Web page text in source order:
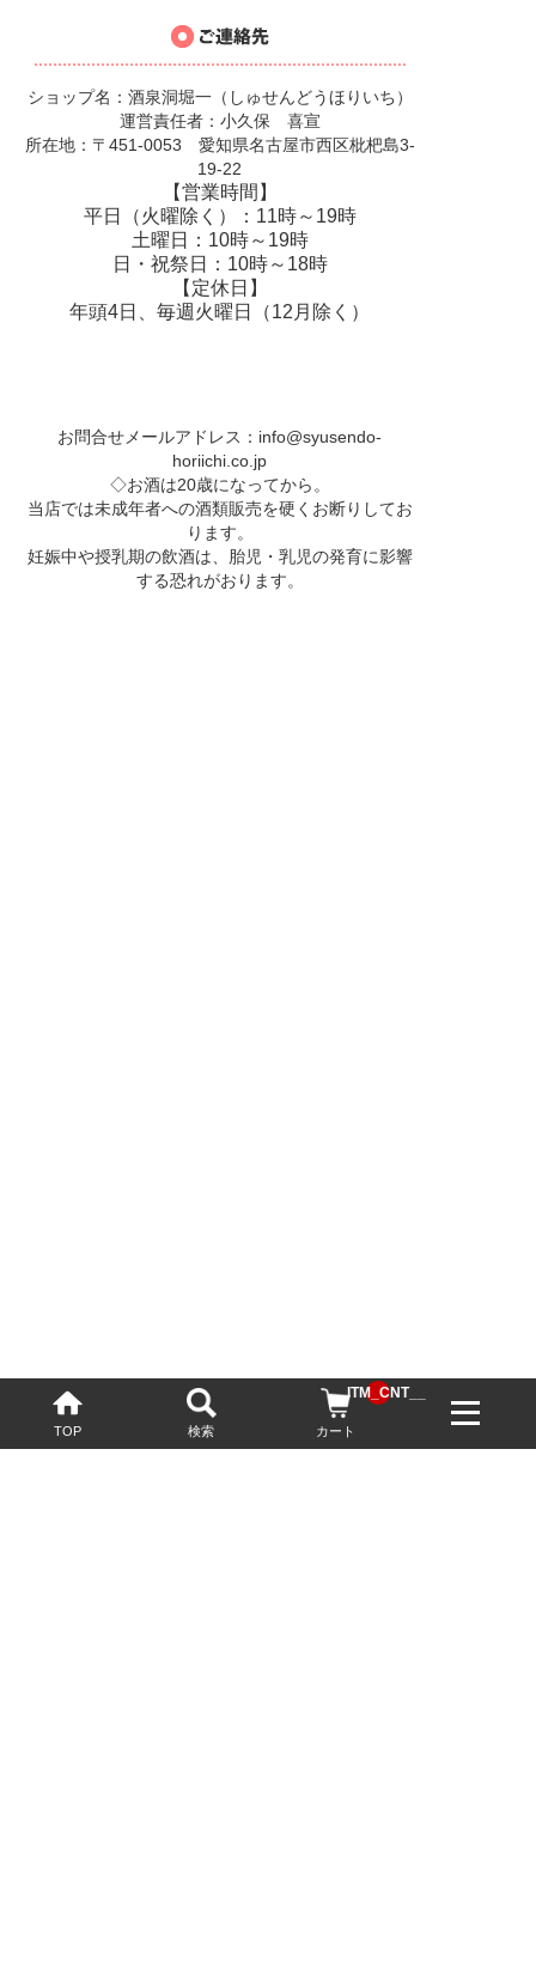
TOP 検索 カート
__ITM_CNT__
ショップ名：酒泉洞堀一（しゅせんどうほりいち）
運営責任者：小久保 喜宣
所在地：〒451-0053 愛知県名古屋市西区枇杷島3-
19-22
【営業時間】
平日（火曜除く）：11時～19時
土曜日：10時～19時
日・祝祭日：10時～18時
【定休日】
年頭4日、毎週火曜日（12月除く）
お問合せメールアドレス： info@syusendo-
horiichi.co.jp
◇お酒は20歳になってから。
当店では未成年者への酒類販売を硬くお断りしてお
ります。
妊娠中や授乳期の飲酒は、胎児・乳児の発育に影響
する恐れがおります。